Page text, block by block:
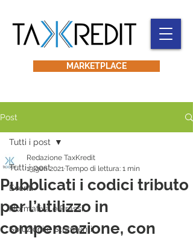
MARKETPLACE
Post
Tutti i post
Eventi
Normativa e Prassi
Soluzioni e Sturmenti
Tutti i post
Pubblicati i codici tributo
per l’utilizzo in
compensazione, con
Redazione TaxKredit
13 gen 2021Tempo di lettura: 1 min